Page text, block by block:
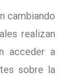
cambiando
realizan
acceder a
sobre la